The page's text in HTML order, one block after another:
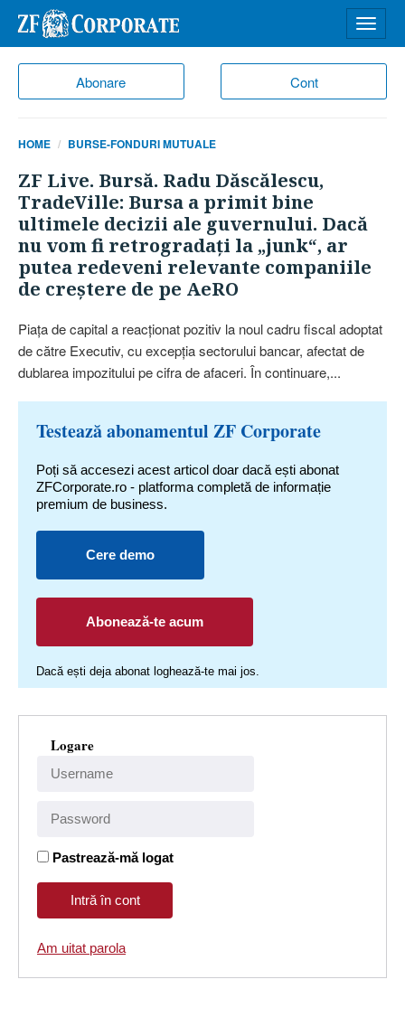
Abonare Cont
meniu
HOME BURSE-FONDURI MUTUALE
ZF Live. Bursă. Radu Dăscălescu,
TradeVille: Bursa a primit bine
ultimele decizii ale guvernului. Dacă
nu vom fi retrogradaţi la „junk“, ar
putea redeveni relevante companiile
de creştere de pe AeRO
Piaţa de capital a reacţionat pozitiv la noul cadru fiscal adoptat
de către Executiv, cu excepţia sectorului bancar, afectat de
dublarea impo­zitului pe cifra de afaceri. În conti­nuare,...
Testează abonamentul ZF Corporate
Poți să accesezi acest articol doar dacă ești abonat
ZFCorporate.ro - platforma completă de informație
premium de business.
Cere demo
Abonează-te acum
Dacă ești deja abonat loghează-te mai jos.
Logare
Pastrează-mă logat
Am uitat parola